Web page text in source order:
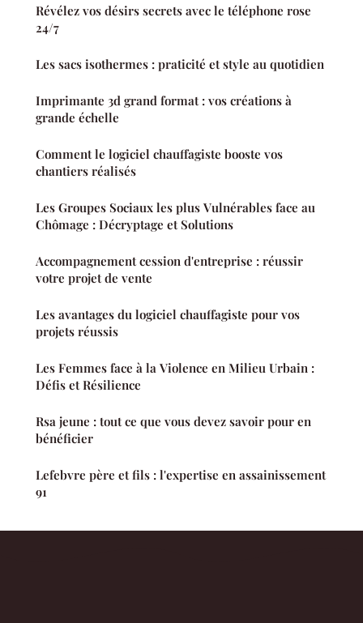
Révélez vos désirs secrets avec le téléphone rose
24/7
Les sacs isothermes : praticité et style au quotidien
Imprimante 3d grand format : vos créations à
grande échelle
Comment le logiciel chauffagiste booste vos
chantiers réalisés
Les Groupes Sociaux les plus Vulnérables face au
Chômage : Décryptage et Solutions
Accompagnement cession d'entreprise : réussir
votre projet de vente
Les avantages du logiciel chauffagiste pour vos
projets réussis
Les Femmes face à la Violence en Milieu Urbain :
Défis et Résilience
Rsa jeune : tout ce que vous devez savoir pour en
bénéficier
Lefebvre père et fils : l'expertise en assainissement
91